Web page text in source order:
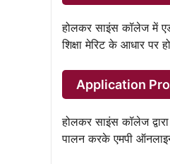
होलकर साइंस कॉलेज में
शिक्षा मेरिट के आधार पर
Application
होलकर साइंस कॉलेज
पालन करके एमपी